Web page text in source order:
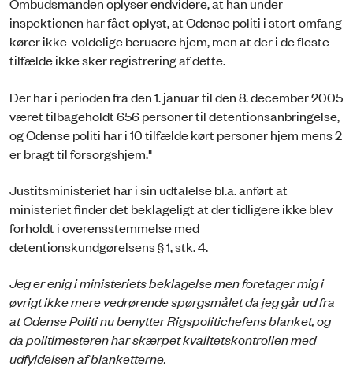
inspektionen har fået oplyst, at Odense politi i stort omfang
kører ikke-voldelige berusere hjem, men at der i de fleste
tilfælde ikke sker registrering af dette.
Der har i perioden fra den 1. januar til den 8. december 2005
været tilbageholdt 656 personer til detentionsanbringelse,
og Odense politi har i 10 tilfælde kørt personer hjem mens 2
er bragt til forsorgshjem."
Justitsministeriet har i sin udtalelse bl.a. anført at
ministeriet finder det beklageligt at der tidligere ikke blev
forholdt i overensstemmelse med
detentionskundgørelsens § 1, stk. 4.
Jeg er enig i ministeriets beklagelse men foretager mig i
øvrigt ikke mere vedrørende spørgsmålet da jeg går ud fra
at Odense Politi nu benytter Rigspolitichefens blanket, og
da politimesteren har skærpet kvalitetskontrollen med
udfyldelsen af blanketterne.